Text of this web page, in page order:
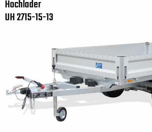
Hochlader
UH 2715-15-13